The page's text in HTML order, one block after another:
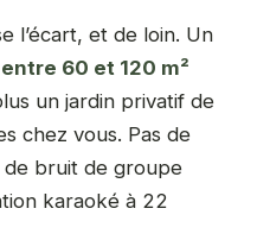
l’écart, et de loin. Un
entre 60 et 120 m²
un jardin privatif de
chez vous. Pas de
de bruit de groupe
karaoké à 22